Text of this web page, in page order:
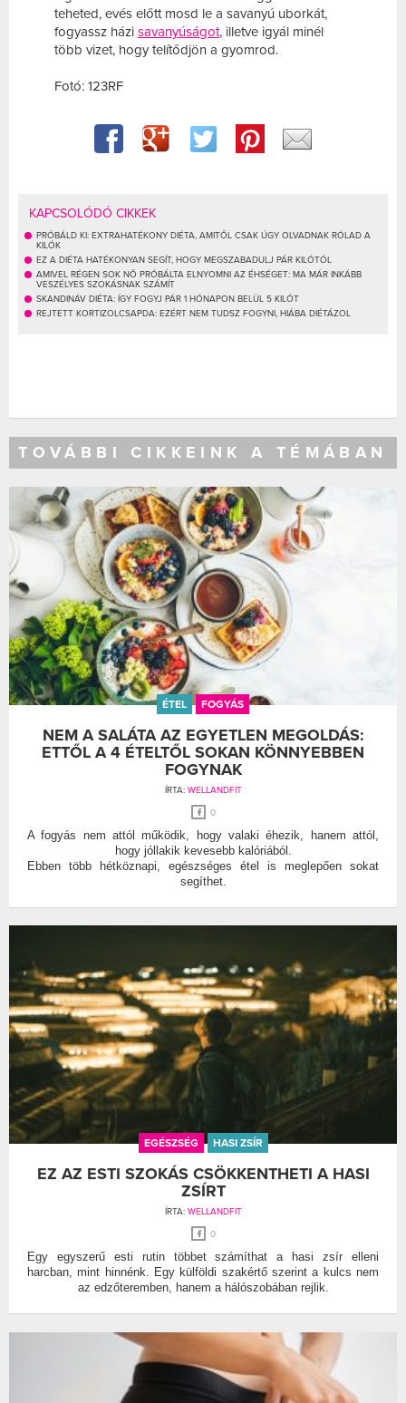
teheted, evés előtt mosd le a savanyú uborkát,
fogyassz házi savanyúságot, illetve igyál minél
több vizet, hogy telítődjön a gyomrod.
Fotó: 123RF
KAPCSOLÓDÓ CIKKEK
PRÓBÁLD KI: EXTRAHATÉKONY DIÉTA, AMITŐL CSAK ÚGY OLVADNAK RÓLAD A
KILÓK
EZ A DIÉTA HATÉKONYAN SEGÍT, HOGY MEGSZABADULJ PÁR KILÓTÓL
AMIVEL RÉGEN SOK NŐ PRÓBÁLTA ELNYOMNI AZ ÉHSÉGET: MA MÁR INKÁBB
VESZÉLYES SZOKÁSNAK SZÁMÍT
SKANDINÁV DIÉTA: ÍGY FOGYJ PÁR 1 HÓNAPON BELÜL 5 KILÓT
REJTETT KORTIZOLCSAPDA: EZÉRT NEM TUDSZ FOGYNI, HIÁBA DIÉTÁZOL
TOVÁBBI CIKKEINK A TÉMÁBAN
ÉTEL FOGYÁS
NEM A SALÁTA AZ EGYETLEN MEGOLDÁS:
ETTŐL A 4 ÉTELTŐL SOKAN KÖNNYEBBEN
FOGYNAK
ÍRTA: WELLANDFIT
0
A fogyás nem attól működik, hogy valaki éhezik, hanem attól,
hogy jóllakik kevesebb kalóriából.
Ebben több hétköznapi, egészséges étel is meglepően sokat
segíthet.
EGÉSZSÉG HASI ZSÍR
EZ AZ ESTI SZOKÁS CSÖKKENTHETI A HASI
ZSÍRT
ÍRTA: WELLANDFIT
0
Egy egyszerű esti rutin többet számíthat a hasi zsír elleni
harcban, mint hinnénk. Egy külföldi szakértő szerint a kulcs nem
az edzőteremben, hanem a hálószobában rejlik.